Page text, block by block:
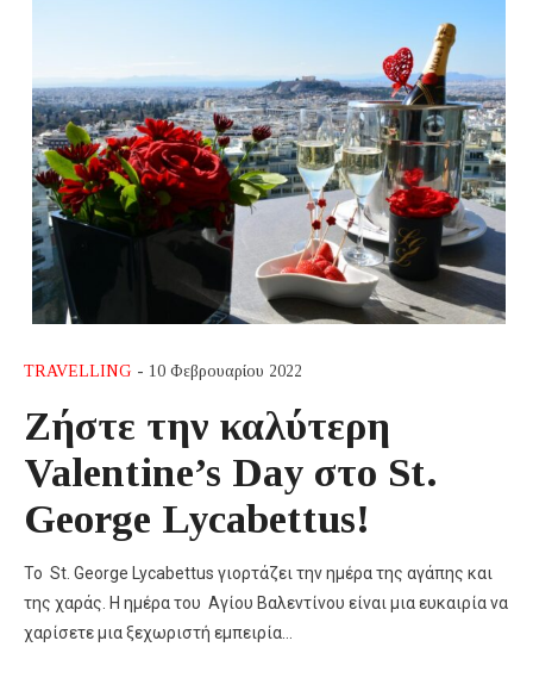
TRAVELLING - 10 Φεβρουαρίου 2022
Ζήστε την καλύτερη
Valentine’s Day στο St.
George Lycabettus!
Το St. George Lycabettus γιορτάζει την ημέρα της αγάπης και
της χαράς. Η ημέρα του Αγίου Βαλεντίνου είναι μια ευκαιρία να
χαρίσετε μια ξεχωριστή εμπειρία…